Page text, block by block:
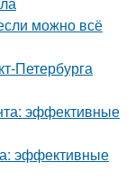
можно всё
Петербурга
эффективные
эффективные